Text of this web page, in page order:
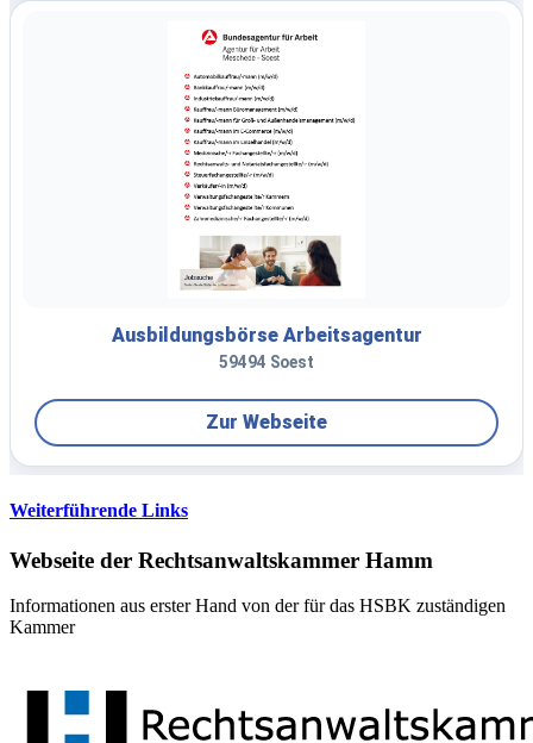
Weiterführende Links
Webseite der Rechtsanwaltskammer Hamm
Informationen aus erster Hand von der für das HSBK zuständigen
Kammer